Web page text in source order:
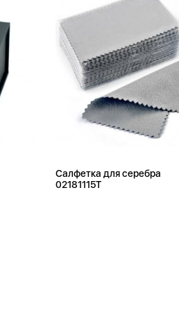
Салфетка для серебра
02181115T